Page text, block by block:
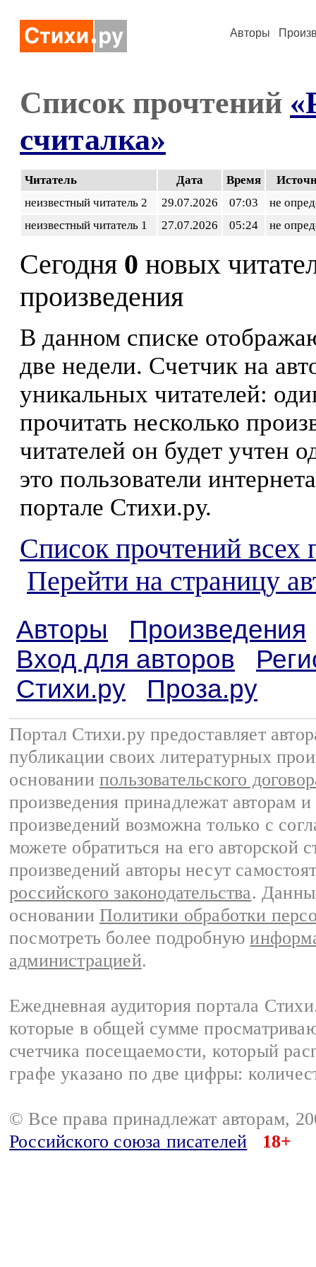
Авторы
Список прочтений
считалка»
Читатель Дата Время
неизвестный читатель 2
29.07.2026 07:03
не
неизвестный читатель 1
27.07.2026 05:24 не
Сегодня 0 новых
произведения
В данном списке
две недели. Счетчик на
уникальных читателей:
прочитать несколько
читателей он будет учтен
это пользователи
портале Стихи.ру.
Список прочтений всех
Перейти на страницу
Авторы
Произведения
Вход для авторов
Стихи.ру
Проза.ру
Портал Стихи.ру предоставляет
публикации своих литературных
основании пользовательского
произведения принадлежат авторам
произведений возможна только с
можете обратиться на его авторской
произведений авторы несут
российского законодательства.
основании Политики обработки
посмотреть более подробную
администрацией.
Ежедневная аудитория портала
которые в общей сумме
счетчика посещаемости, который
графе указано по две цифры:
© Все права принадлежат авторам,
Российского союза писателей
18+